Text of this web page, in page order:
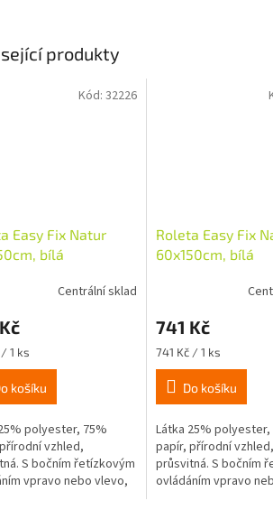
produkty
Easy Fix Natur
bílá
Centrální sklad
/ 1 ks
košíku
polyester, 75%
vzhled,
S bočním řetízkovým
vpravo nebo vlevo,
Kód: 32226
Roleta Easy Fix
60x150cm, bílá
741 Kč
Měrná
cena:
741 Kč / 1 ks
Do košíku
Látka 25% polyester,
papír, přírodní vzhled,
průsvitná. S bočním
ovládáním vpravo